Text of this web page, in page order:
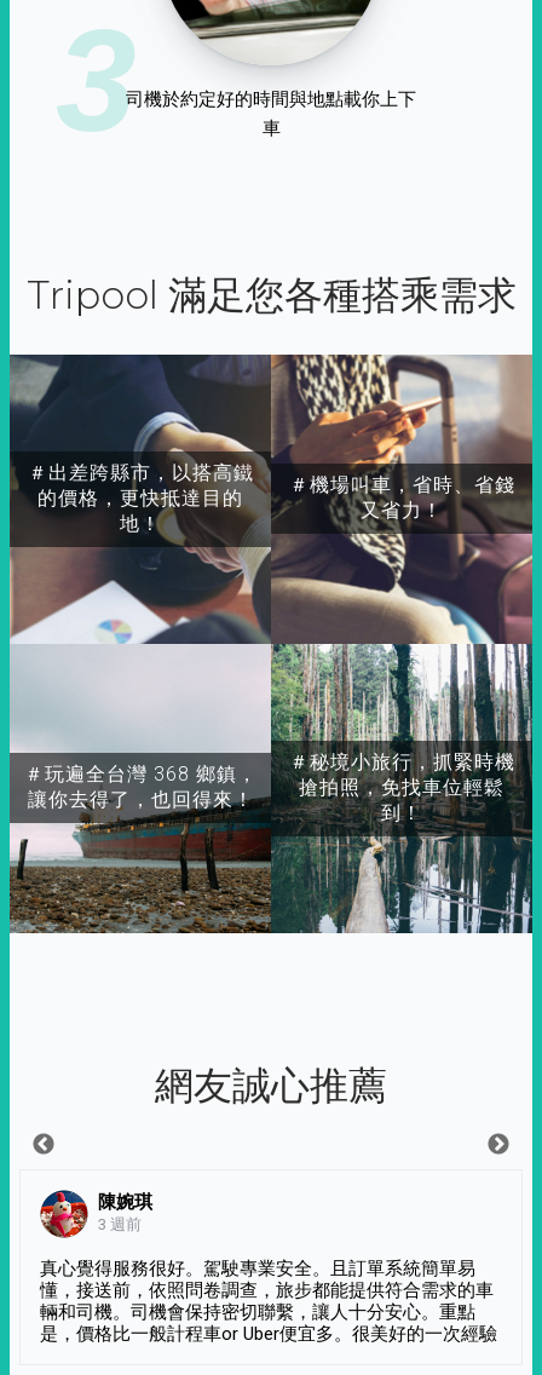
3司機於約定好的時間與地點載你上下
車
Tripool 滿足您各種搭乘需求
＃出差跨縣市，以搭高鐵
的價格，更快抵達目的
地！
＃玩遍全台灣 368 鄉鎮，
讓你去得了，也回得來！
＃秘境小旅行，抓緊時機
搶拍照，免找車位輕鬆
到！
＃機場叫車，省時、省錢
又省力！
網友誠心推薦
陳婉琪
3 週前
真心覺得服務很好。駕駛專業安全。且訂單系統簡單易
懂，接送前，依照問卷調查，旅步都能提供符合需求的車
輛和司機。司機會保持密切聯繫，讓人十分安心。重點
是，價格比一般計程車or Uber便宜多。很美好的一次經驗